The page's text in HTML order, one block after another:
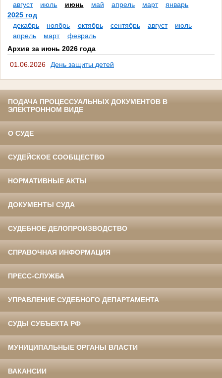
август
июль июнь май апрель март
январь
2025 год
декабрь
ноябрь октябрь сентябрь август
июль
апрель
март
февраль
Архив за июнь 2026 года
01.06.2026
День защиты детей
ПОДАЧА ПРОЦЕССУАЛЬНЫХ ДОКУМЕНТОВ В
ЭЛЕКТРОННОМ ВИДЕ
О СУДЕ
СУДЕЙСКОЕ СООБЩЕСТВО
НОРМАТИВНЫЕ АКТЫ
ДОКУМЕНТЫ СУДА
СУДЕБНОЕ ДЕЛОПРОИЗВОДСТВО
СПРАВОЧНАЯ ИНФОРМАЦИЯ
ПРЕСС-СЛУЖБА
УПРАВЛЕНИЕ СУДЕБНОГО ДЕПАРТАМЕНТА
СУДЫ СУБЪЕКТА РФ
МУНИЦИПАЛЬНЫЕ ОРГАНЫ ВЛАСТИ
ВАКАНСИИ